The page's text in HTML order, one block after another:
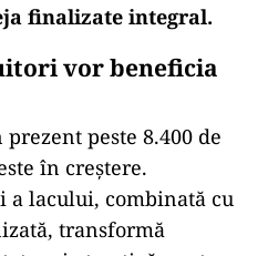
finalizate integral.
vor beneficia
peste 8.400 de
în creștere.
a lacului, combinată cu
transformă